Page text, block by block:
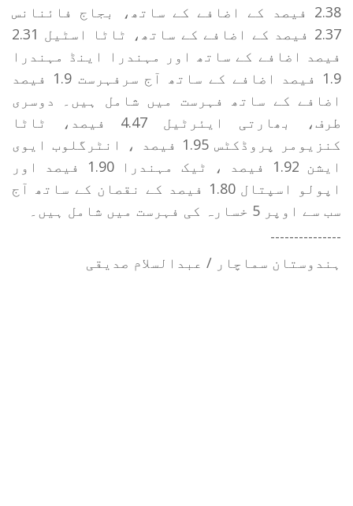
2.38 فیصد کے اضافے کے ساتھ، بجاج فائنانس
2.37 فیصد کے اضافے کے ساتھ، ٹاٹا اسٹیل 2.31
فیصد اضافے کے ساتھ اور مہندرا اینڈ مہندرا
1.9 فیصد اضافے کے ساتھ آج سرفہرست 1.9 فیصد
اضافے کے ساتھ فہرست میں شامل ہیں۔ دوسری
طرف، بھارتی ایئرٹیل 4.47 فیصد، ٹاٹا
کنزیومر پروڈکٹس 1.95 فیصد ، انٹرگلوب ایوی
ایشن 1.92 فیصد ، ٹیک مہندرا 1.90 فیصد اور
اپولو اسپتال 1.80 فیصد کے نقصان کے ساتھ آج
سب سے اوپر 5 خسارہ کی فہرست میں شامل ہیں۔
---------------
ہندوستان سماچار / عبدالسلام صدیقی